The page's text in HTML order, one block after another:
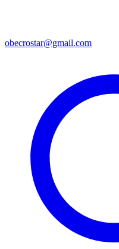
obecrostar@gmail.com